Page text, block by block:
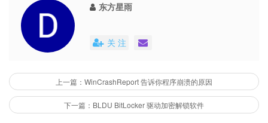
东方星雨
关 注
上一篇：WinCrashReport 告诉你程序崩溃的原因
下一篇：BLDU BitLocker 驱动加密解锁软件